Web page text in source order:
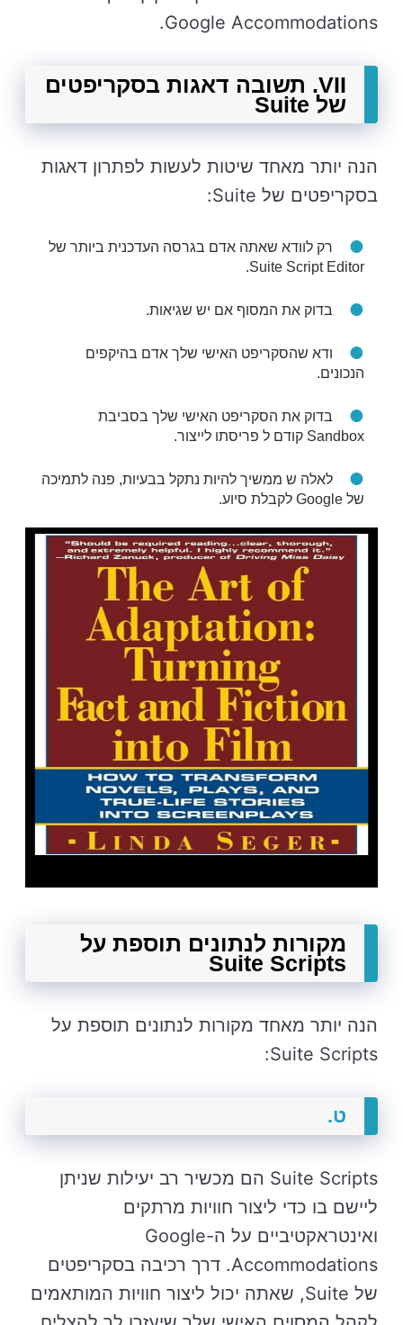
Google Accommodations.
VII. תשובה דאגות בסקריפטים
של Suite
הנה יותר מאחד שיטות לעשות לפתרון דאגות
בסקריפטים של Suite:
רק לוודא שאתה אדם בגרסה העדכנית ביותר של
Suite Script Editor.
בדוק את המסוף אם יש שגיאות.
ודא שהסקריפט האישי שלך אדם בהיקפים
הנכונים.
בדוק את הסקריפט האישי שלך בסביבת
Sandbox קודם ל פריסתו לייצור.
לאלה ש ממשיך להיות נתקל בבעיות, פנה לתמיכה
של Google לקבלת סיוע.
מקורות לנתונים תוספת על
Suite Scripts
הנה יותר מאחד מקורות לנתונים תוספת על
Suite Scripts:
ט.
Suite Scripts הם מכשיר רב יעילות שניתן
ליישם בו כדי ליצור חוויות מרתקים
ואינטראקטיביים על ה-Google
Accommodations. דרך רכיבה בסקריפטים
של Suite, שאתה יכול ליצור חוויות המותאמים